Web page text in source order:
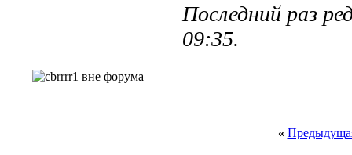
Последний раз
09:35.
«